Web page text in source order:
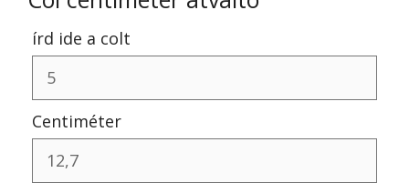
írd ide a colt
Centiméter